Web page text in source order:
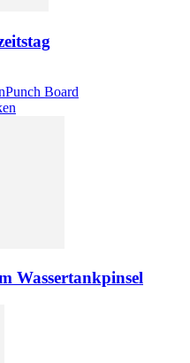
Punch Board
Wassertankpinsel